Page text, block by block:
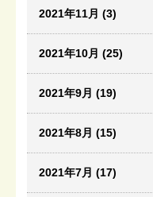
2021年11月 (3)
2021年10月 (25)
2021年9月 (19)
2021年8月 (15)
2021年7月 (17)